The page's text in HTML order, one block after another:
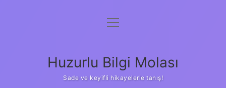
Anasayfa
Yasal Uyarı
menüyü
Huzurlu Bilgi Molası
Sade ve keyifli hikayelerle tanış!